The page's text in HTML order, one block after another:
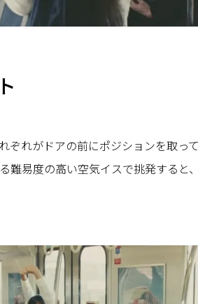
ぞれがドアの前にポジションを取っ
難易度の高い空気イスで挑発すると